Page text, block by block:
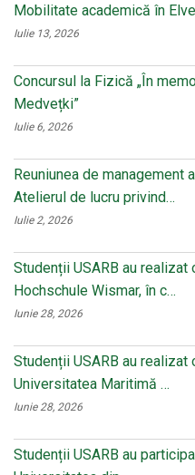
Mobilitate academică în
Iulie 13, 2026
Concursul la Fizică „În
Medvețki”
Iulie 6, 2026
Reuniunea de management
Atelierul de lucru privind…
Iulie 2, 2026
Studenții USARB au
Hochschule Wismar, în c…
Iunie 28, 2026
Studenții USARB au
Universitatea Maritimă …
Iunie 28, 2026
Studenții USARB au